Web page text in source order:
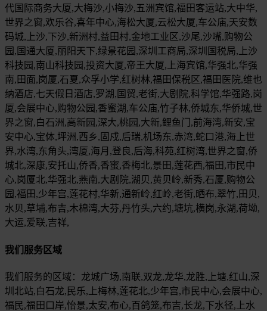
代国际商务大厦,大梅沙,小梅沙,五洲宾馆,福田客运站,大中华,
世界之窗,欢乐谷,喜年中心,海松大厦,云松大厦,车公庙,天安数
码城,上沙,下沙,新洲村,益田村,金地工业区,沙尾,沙嘴,购物公
园,国通大厦,丽阳天下,绿景花园,深圳工商局,深圳国税局,上沙
科技园,南山科技园,投资大厦,帝王大厦,上海宾馆,华强北,华强
南,田面,岗厦,石夏,众孚小学,红树林,福田保税区,福田医院,维也
纳酒店,七天假日酒店,罗湖,国贸,老街,大剧院,科学馆,华强路,岗
厦,会展中心,购物公园,香蜜湖,车公庙,竹子林,侨城东,华侨城,世
界之窗,白石洲,高新园,深大,桃园,大新,鲤鱼门,前海湾,新安,宝
安中心,宝体,坪洲,西乡,固戍,后瑞,机场东,赤湾,蛇口港,海上世
界,水湾,东角头,湾厦,海月,登良,后海,科苑,红树湾,世界之窗,侨
城北,深康,安托山,侨香,香蜜,香梅北,景田,莲花西,福田,市民中
心,岗厦北,华强北,燕南,大剧院,湖贝,黄贝岭,新秀,石厦,购物公
园,福田,少年宫,莲花村,华新,通新岭,红岭,老街,晒布,翠竹,田贝,
水贝,草埔,布吉,木棉湾,大芬,丹竹头,六约,塘坑,横岗,永湖,荷坳,
大运,爱联,吉祥,
我们服务区域
我们服务的区域：龙城广场,南联,双龙,龙华,龙胜,上塘,红山,深
圳北站,白石龙,民乐,上梅林,莲花北,少年宫,市民中心,会展中心,
福民,福田口岸,怡景,太安,布心,百鸽笼,布吉,长龙,下水径,上水